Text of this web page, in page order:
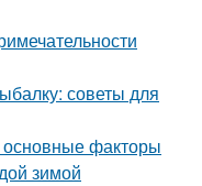
советы для
основные факторы
зимой